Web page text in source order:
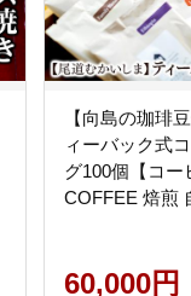
【向島の珈琲
ィーバック式
グ100個【コー
COFFEE 焙煎
ギフト 贈り物
60,000円